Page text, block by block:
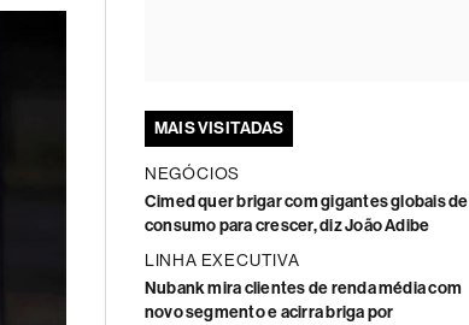
MAIS VISITADAS
NEGÓCIOS
Cimed quer brigar com gigantes globais de
consumo para crescer, diz João Adibe
LINHA EXECUTIVA
Nubank mira clientes de renda média com
novo segmento e acirra briga por